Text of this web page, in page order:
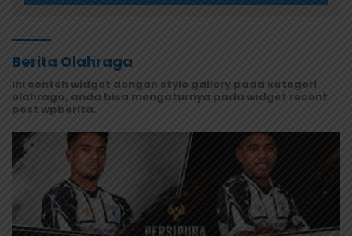
Berita Olahraga
Ini contoh widget dengan style gallery pada kategori
olahraga, anda bisa mengaturnya pada widget recent
post wpberita.